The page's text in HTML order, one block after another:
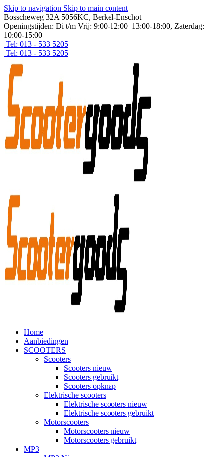
Skip to navigation Skip to main content
Bosscheweg 32A 5056KC, Berkel-Enschot
Openingstijden: Di t/m Vrij: 9:00-12:00 13:00-18:00, Zaterdag:
10:00-15:00
Tel: 013 - 533 5205
Tel: 013 - 533 5205
Home
Aanbiedingen
SCOOTERS
Scooters
Scooters nieuw
Scooters gebruikt
Scooters opknap
Elektrische scooters
Elektrische scooters nieuw
Elektrische scooters gebruikt
Motorscooters
Motorscooters nieuw
Motorscooters gebruikt
MP3